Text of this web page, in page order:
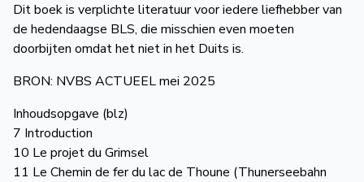
Dit boek is verplichte literatuur voor iedere liefhebber van
de hedendaagse BLS, die misschien even moeten
doorbijten omdat het niet in het Duits is.
BRON: NVBS ACTUEEL mei 2025
Inhoudsopgave (blz)
7 Introduction
10 Le projet du Grimsel
11 Le Chemin de fer du lac de Thoune (Thunerseebahn